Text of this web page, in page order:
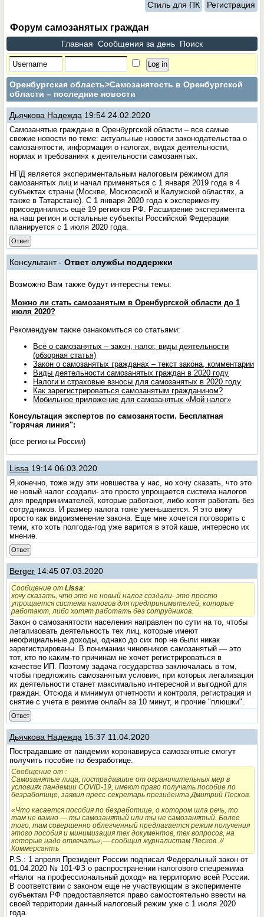
Стиль для ПК Регистрация
Форум самозанятых граждан
Главная Сообщения за день Поиск
Оренбургская область>Самозанятость в Оренбургской
области – последние новости
Дьячкова Надежда 19:54 24.02.2020
Самозанятые граждане в Оренбургской области – все самые
свежие новости по теме: актуальные новости законодательства о
самозанятости, информация о налогах, видах деятельности,
нормах и требованиях к деятельности самозанятых.
НПД является экспериментальным налоговым режимом для
самозанятых лиц и начал применяться с 1 января 2019 года в 4
субъектах страны (Москве, Московской и Калужской областях, а
также в Татарстане). С 1 января 2020 года к эксперименту
присоединились ещё 19 регионов РФ. Расширение эксперимента
на наш регион и остальные субъекты Российской Федерации
планируется с 1 июля 2020 года.
Ответ
Консультант -Ответ службы поддержки
Возможно Вам также будут интересны темы:
Можно ли стать самозанятым в Оренбургской области до 1
июля 2020?
Рекомендуем также ознакомиться со статьями:
Всё о самозанятых – закон, налог, виды деятельности
(обзорная статья)
Закон о самозанятых гражданах – текст закона, комментарии
Виды деятельности самозанятых граждан в 2020 году
Налоги и страховые взносы для самозанятых в 2020 году
Как зарегистрироваться самозанятым гражданином?
Мобильное приложение для самозанятых «Мой налог»
Консультация экспертов по самозанятости. Бесплатная
"горячая линия":
(все регионы России)
Lissa 19:14 06.03.2020
Я,конечно, тоже жду эти новшества у нас, но хочу сказать, что это
не новый налог создали- это просто упрощается система налогов
для предпринимателей, которые работают, либо хотят работать без
сотрудников. И размер налога тоже уменьшается. Я это вижу
просто как видоизменение закона. Еще мне хочется поговорить с
теми, кто хоть полгода-год уже варится в этой каше, интересно их
мнение.
Ответ
Berger 14:45 07.03.2020
Сообщение отLissa:
хочу сказать, что это не новый налог создали- это просто
упрощается система налогов для предпринимателей, которые
работают, либо хотят работать без сотрудников.
Закон о самозанятости населения направлен по сути на то, чтобы
легализовать деятельность тех лиц, которые имеют
неофициальные доходы, однако до сих пор не были никак
зарегистрированы. В понимании чиновников самозанятый — это
тот, кто по каким-то причинам не хочет регистрироваться в
качестве ИП. Поэтому задача государства заключалась в том,
чтобы предложить самозанятым условия, при которых легализация
их деятельности станет максимально интересной и выгодной для
граждан. Отсюда и минимум отчетности и контроля, регистрация и
снятие с учета в режиме онлайн за 10 минут, и прочие "плюшки".
Ответ
Дьячкова Надежда 15:37 11.04.2020
Пострадавшие от пандемии коронавируса самозанятые смогут
получить пособие по безработице.
Сообщение от :
Самозанятые лица, пострадавшие от ограничительных мер в
условиях пандемии COVID-19, имеют право получать пособие по
безработице, заявил пресс-секретарь президента Дмитрий Песков.
«Что касается пособия по безработице, о котором шла речь, то
там не важно — ты самозанятый или ты не самозанятый. Более
того, там совершенно облегченный предлагается режим получения
этого пособия и минимизация тех документов, тех вопросов, на
которые надо отвечать»,— сообщил журналистам Песков. //
Коммерсантъ
P.S.: 1 апреля Президент России подписал Федеральный закон от
01.04.2020 № 101-ФЗ о распространении налогового спецрежима
«Налог на профессиональный доход» на территорию всей России.
В соответствии с законом еще не участвующим в эксперименте
субъектам РФ предоставляется право самостоятельно ввести на
своей территории данный налоговый режим уже с 1 июля 2020
года.